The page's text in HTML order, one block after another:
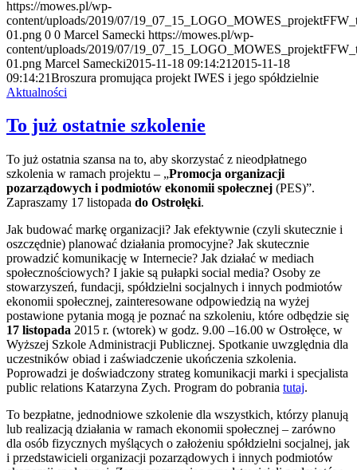
https://mowes.pl/wp-
content/uploads/2019/07/
01.png 0 0 Marcel Samecki https://mowes.pl/wp-
content/uploads/2019/07/
01.png Marcel Samecki2015-11-18 09:14:21 2015-11-18
09:14:21Broszura promująca projekt IWES i jego spółdzielnie
Aktualności
To już ostatnie szkolenie
To już ostatnia szansa na to, aby skorzystać z nieodpłatnego
szkolenia w ramach projektu – „Promocja organizacji
pozarządowych i podmiotów ekonomii społecznej (PES)”.
Zapraszamy 17 listopada do Ostrołęki.
Jak budować markę organizacji? Jak efektywnie (czyli skutecznie i
oszczędnie) planować działania promocyjne? Jak skutecznie
prowadzić komunikację w Internecie? Jak działać w mediach
społecznościowych? I jakie są pułapki social media? Osoby ze
stowarzyszeń, fundacji, spółdzielni socjalnych i innych podmiotów
ekonomii społecznej, zainteresowane odpowiedzią na wyżej
postawione pytania mogą je poznać na szkoleniu, które odbędzie się
17 listopada 2015 r. (wtorek) w godz. 9.00 –16.00 w Ostrołęce, w
Wyższej Szkole Administracji Publicznej. Spotkanie uwzględnia dla
uczestników obiad i zaświadczenie ukończenia szkolenia.
Poprowadzi je doświadczony strateg komunikacji marki i specjalista
public relations Katarzyna Zych. Program do pobrania tutaj.
To bezpłatne, jednodniowe szkolenie dla wszystkich, którzy planują
lub realizacją działania w ramach ekonomii społecznej – zarówno
dla osób fizycznych myślących o założeniu spółdzielni socjalnej, jak
i przedstawicieli organizacji pozarządowych i innych podmiotów